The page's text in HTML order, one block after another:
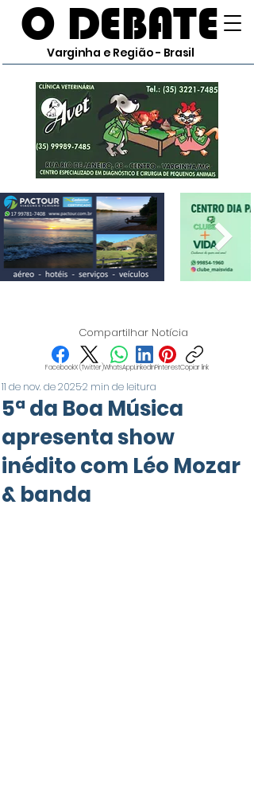
O DEBATE
Varginha e Região - Brasil
Compartilhar Notícia
FacebookX (Twitter)WhatsAppLinkedInPinterestCopiar link
5ª da Boa Música
apresenta show
inédito com Léo Mozar
& banda
11 de nov. de 20252 min de leitura